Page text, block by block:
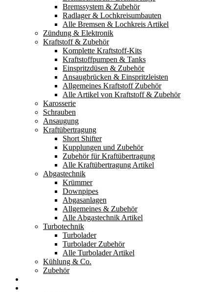
Bremssystem & Zubehör
Radlager & Lochkreisumbauten
Alle Bremsen & Lochkreis Artikel
Zündung & Elektronik
Kraftstoff & Zubehör
Komplette Kraftstoff-Kits
Kraftstoffpumpen & Tanks
Einspritzdüsen & Zubehör
Ansaugbrücken & Einspritzleisten
Allgemeines Kraftstoff Zubehör
Alle Artikel von Kraftstoff & Zubehör
Karosserie
Schrauben
Ansaugung
Kraftübertragung
Short Shifter
Kupplungen und Zubehör
Zubehör für Kraftübertragung
Alle Kraftübertragung Artikel
Abgastechnik
Krümmer
Downpipes
Abgasanlagen
Allgemeines & Zubehör
Alle Abgastechnik Artikel
Turbotechnik
Turbolader
Turbolader Zubehör
Alle Turbolader Artikel
Kühlung & Co.
Zubehör